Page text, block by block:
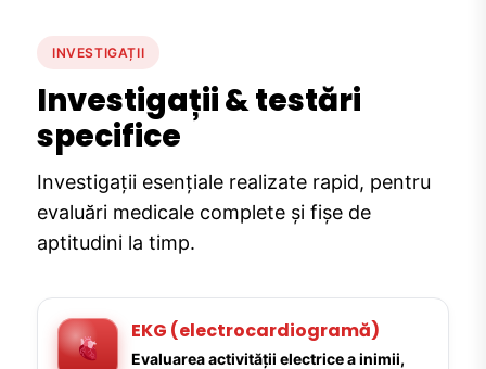
INVESTIGAȚII
Investigații & testări
specifice
Investigații esențiale realizate rapid, pentru
evaluări medicale complete și fișe de
aptitudini la timp.
EKG (electrocardiogramă)
Evaluarea activității electrice a inimii,